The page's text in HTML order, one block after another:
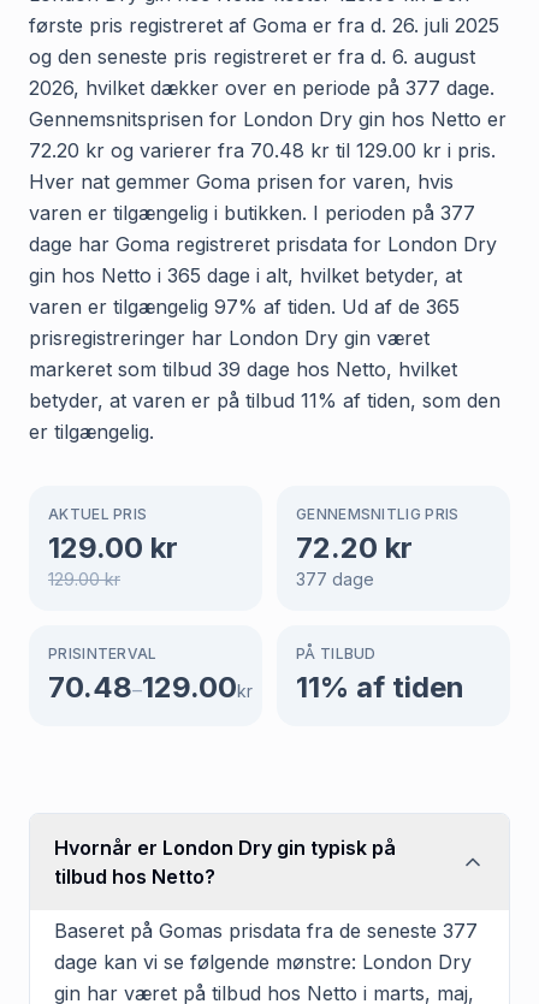
første pris registreret af Goma er fra d. 26. juli 2025
og den seneste pris registreret er fra d. 6. august
2026, hvilket dækker over en periode på 377 dage.
Gennemsnitsprisen for London Dry gin hos Netto er
72.20 kr og varierer fra 70.48 kr til 129.00 kr i pris.
Hver nat gemmer Goma prisen for varen, hvis
varen er tilgængelig i butikken. I perioden på 377
dage har Goma registreret prisdata for London Dry
gin hos Netto i 365 dage i alt, hvilket betyder, at
varen er tilgængelig 97% af tiden. Ud af de 365
prisregistreringer har London Dry gin været
markeret som tilbud 39 dage hos Netto, hvilket
betyder, at varen er på tilbud 11% af tiden, som den
er tilgængelig.
AKTUEL PRIS
129.00 kr
129.00kr
GENNEMSNITLIG PRIS
72.20 kr
377 dage
PRISINTERVAL
70.48–129.00kr
PÅ TILBUD
11% af tiden
Hvornår er London Dry gin typisk på
tilbud hos Netto?
Baseret på Gomas prisdata fra de seneste 377
dage kan vi se følgende mønstre: London Dry
gin har været på tilbud hos Netto i marts, maj,